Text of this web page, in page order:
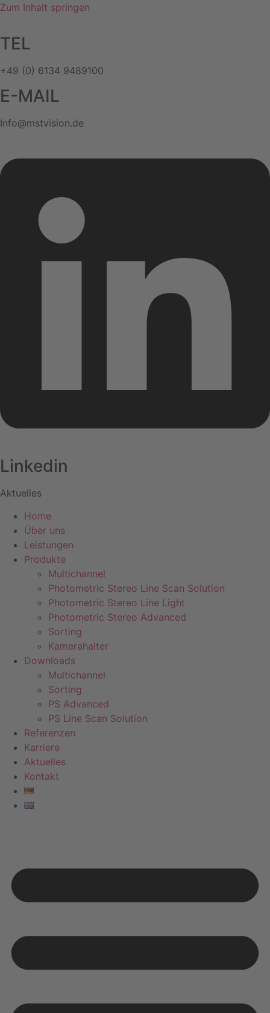
Zum Inhalt springen
TEL
+49 (0) 6134 9489100
E-MAIL
Info@mstvision.de
Linkedin
Aktuelles
Home
Über uns
Leistungen
Produkte
Multichannel
Photometric Stereo Line Scan Solution
Photometric Stereo Line Light
Photometric Stereo Advanced
Sorting
Kamerahalter
Downloads
Multichannel
Sorting
PS Advanced
PS Line Scan Solution
Referenzen
Karriere
Aktuelles
Kontakt